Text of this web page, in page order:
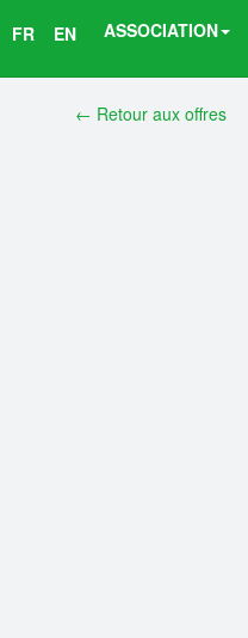
FR EN ASSOCIATION
← Retour aux offres